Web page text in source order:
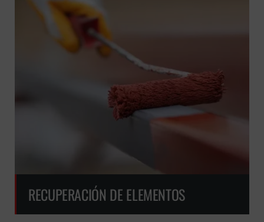
RECUPERACIÓN DE ELEMENTOS